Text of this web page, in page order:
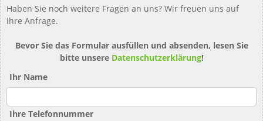
Haben Sie noch weitere Fragen an uns? Wir freuen uns auf
ihre Anfrage.
Bevor Sie das Formular ausfüllen und absenden, lesen Sie
bitte unsere Datenschutzerklärung!
Ihr Name
Ihre Telefonnummer